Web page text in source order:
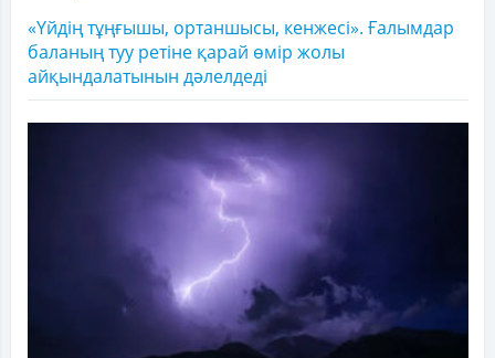
«Үйдің тұңғышы, ортаншысы, кенжесі». Ғалымдар
баланың туу ретіне қарай өмір жолы
айқындалатынын дәлелдеді